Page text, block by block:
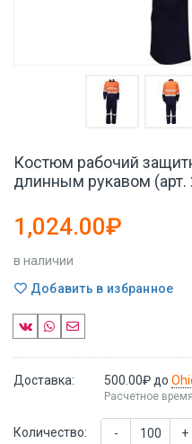
Костюм рабочий
длинным рукавом (арт.
1,024.00₽
в наличии
Добавить в избранное
Доставка: 500.00₽ до
Расчетное
Количество: - +